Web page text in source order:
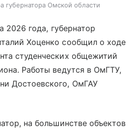
губернатора Омской области
2026 года, губернатор
Хоценко сообщил о ходе
студенческих общежитий
Работы ведутся в ОмГТУ,
Достоевского, ОмГАУ
на большинстве объектов